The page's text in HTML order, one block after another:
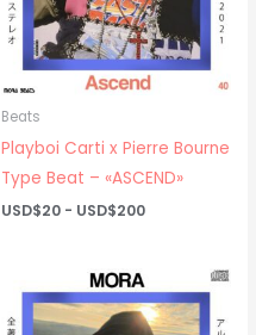
Beats
Playboi Carti x Pierre Bourne
Type Beat – «ASCEND»
USD$20 - USD$200Rango
USD$20
hasta
USD$200